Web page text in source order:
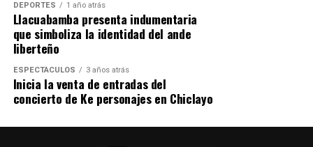
DEPORTES 1 año atrás
Llacuabamba presenta indumentaria
que simboliza la identidad del ande
liberteño
ESPECTÁCULOS 3 años atrás
Inicia la venta de entradas del
concierto de Ke personajes en Chiclayo